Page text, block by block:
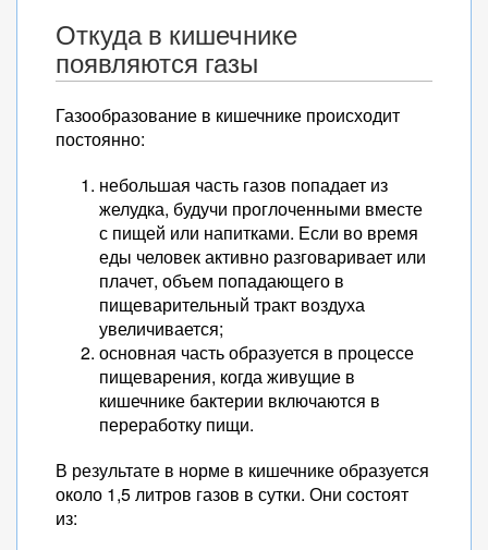
Откуда в кишечнике
появляются газы
Газообразование в кишечнике происходит
постоянно:
небольшая часть газов попадает из
желудка, будучи проглоченными вместе
с пищей или напитками. Если во время
еды человек активно разговаривает или
плачет, объем попадающего в
пищеварительный тракт воздуха
увеличивается;
основная часть образуется в процессе
пищеварения, когда живущие в
кишечнике бактерии включаются в
переработку пищи.
В результате в норме в кишечнике образуется
около 1,5 литров газов в сутки. Они состоят
из: